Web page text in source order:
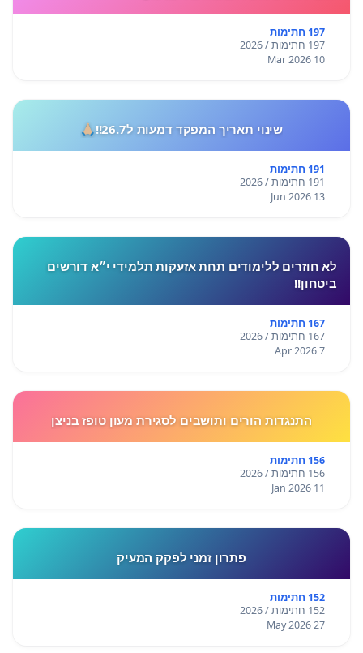
197 חתימות
197 חתימות / 2026
10 Mar 2026
שינוי תאריך המפקד דמעות ל26.7!!🙏🏼
191 חתימות
191 חתימות / 2026
13 Jun 2026
לא חוזרים ללימודים תחת אזעקות תלמידי י״א דורשים
ביטחון!!
167 חתימות
167 חתימות / 2026
7 Apr 2026
התנגדות הורים ותושבים לסגירת מעון טופז בניצן
156 חתימות
156 חתימות / 2026
11 Jan 2026
פתרון זמני לפקק המעיק
152 חתימות
152 חתימות / 2026
27 May 2026